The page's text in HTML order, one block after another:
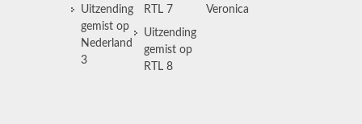
Uitzending
gemist op
Nederland
3
RTL 7
Uitzending
gemist op
RTL 8
Veronica